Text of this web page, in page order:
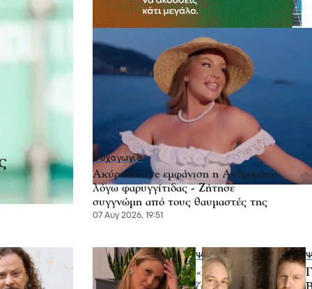
Ψυχαγωγία
Ακύρωσε live εμφάνιση η Ανδρομάχη
λόγω φαρυγγίτιδας - Ζήτησε
συγγνώμη από τους θαυμαστές της
07 Αυγ 2026, 19:51
Ψυχαγωγία
«Με